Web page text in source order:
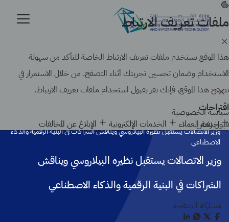
موقع حكومي رسمي تابع لحكومة المملكة العربية السعودية
كيف تتحقق
تجاوز
إلى
المحتوى
الرئيسي
اقتراحات
خدمة العملاء الخدمات الإلكترونية الإبلاغ عن المخالفات الرئيسية
أخبار الوزارة
وزير الاتصالات يستقبل نظيره البيلاروسي ويناقش الشراكات في البنية الرقمية والذكاء
الاصطناعي
وزير الاتصالات يستقبل نظيره البيلاروسي ويناقش
الشراكات في البنية الرقمية والذكاء الاصطناعي
مشاركة الصفحة
ملفات تعريف الارتباط
هذا الموقع يستخدم ملفات تعريف الارتباط الخاصة للتأكد من سهولة
الاستخدام وضمان تحسين تجربتك أثناء التصفح. من خلال الاستمرار في
تصفح هذا الموقع، فإنك تقر بقبول استخدام ملفات تعريف الارتباط.
سياسة الخصوصية
قبولرفض